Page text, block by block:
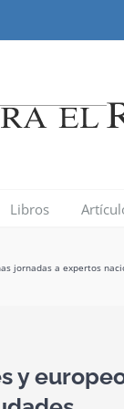
Libros
jornadas a expertos
y